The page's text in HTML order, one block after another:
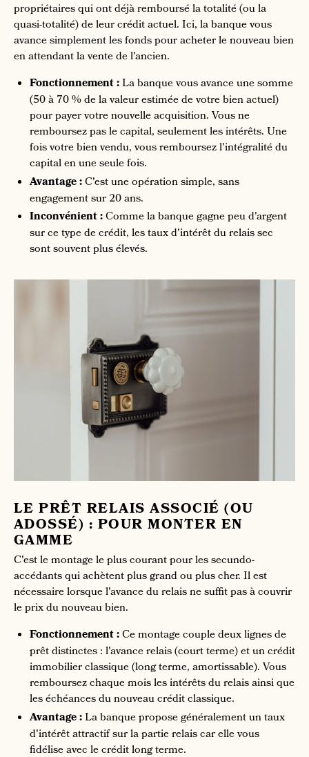
propriétaires qui ont déjà remboursé la totalité (ou la
quasi-totalité) de leur crédit actuel. Ici, la banque vous
avance simplement les fonds pour acheter le nouveau bien
en attendant la vente de l'ancien.
Fonctionnement :La banque vous avance une somme
(50 à 70 % de la valeur estimée de votre bien actuel)
pour payer votre nouvelle acquisition. Vous ne
remboursez pas le capital, seulement les intérêts. Une
fois votre bien vendu, vous remboursez l'intégralité du
capital en une seule fois.
Avantage :C'est une opération simple, sans
engagement sur 20 ans.
Inconvénient :Comme la banque gagne peu d'argent
sur ce type de crédit, les taux d'intérêt du relais sec
sont souvent plus élevés.
LE PRÊT RELAIS ASSOCIÉ (OU
ADOSSÉ) : POUR MONTER EN
GAMME
C'est le montage le plus courant pour les secundo-
accédants qui achètent plus grand ou plus cher. Il est
nécessaire lorsque l'avance du relais ne suffit pas à couvrir
le prix du nouveau bien.
Fonctionnement :Ce montage couple deux lignes de
prêt distinctes : l'avance relais (court terme) et un crédit
immobilier classique (long terme, amortissable). Vous
remboursez chaque mois les intérêts du relais ainsi que
les échéances du nouveau crédit classique.
Avantage :La banque propose généralement un taux
d'intérêt attractif sur la partie relais car elle vous
fidélise avec le crédit long terme.